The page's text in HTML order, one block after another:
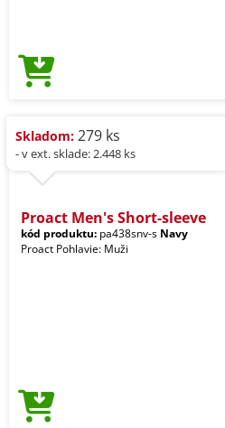
Skladom: 279 ks
- v ext. sklade: 2.448 ks
Proact Men's Short-sleeve
kód produktu: pa438snv-s Navy
Proact Pohlavie: Muži